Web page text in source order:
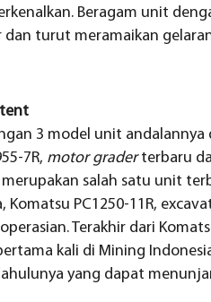
Beragam unit
turut meramaikan
3 model unit andalannya
7R, motor graderterbaru
salah satu unit
PC1250-11R,
Terakhir dari
kali di Mining
yang dapat